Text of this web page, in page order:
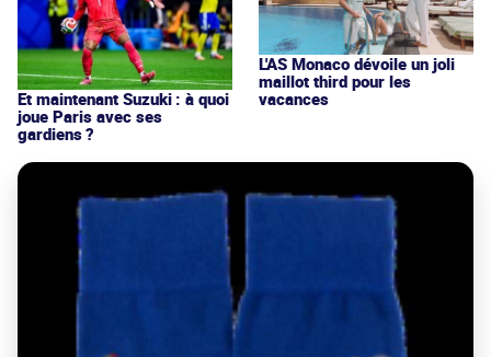
Et maintenant Suzuki : à quoi
joue Paris avec ses
gardiens ?
L'AS Monaco dévoile un joli
maillot third pour les
vacances